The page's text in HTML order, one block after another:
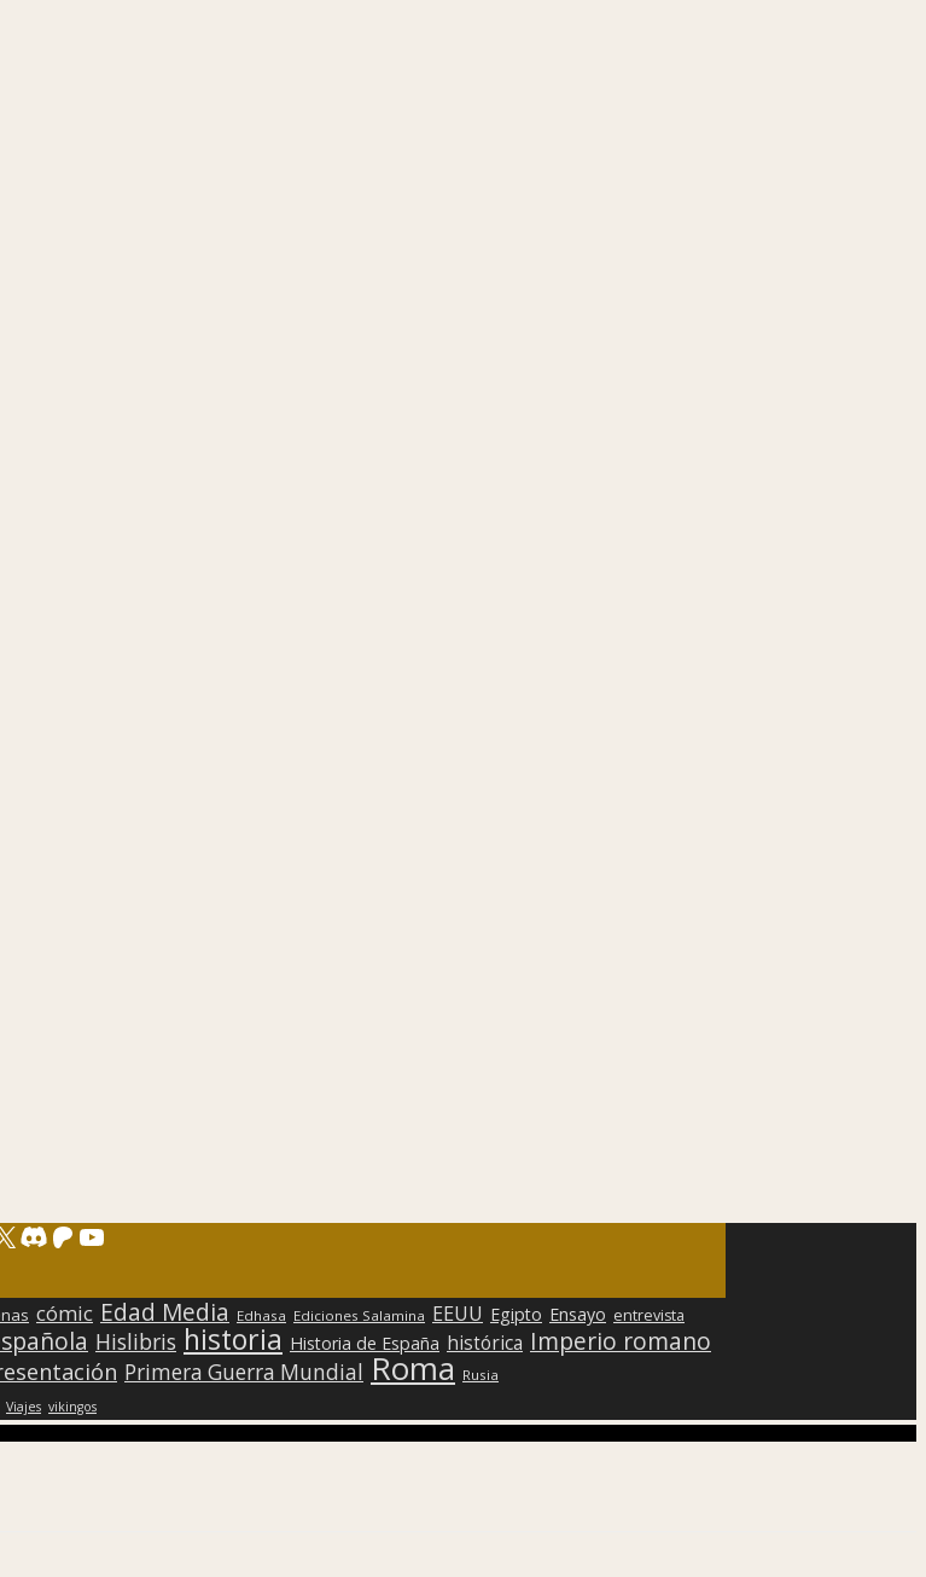
Discord
Patreon
YouTube
cómic Edad Media Edhasa Ediciones Salamina EEUU Egipto Ensayo entrevista
Hislibris historia Historia de España histórica Imperio romano
Primera Guerra Mundial Roma Rusia
Viajes vikingos